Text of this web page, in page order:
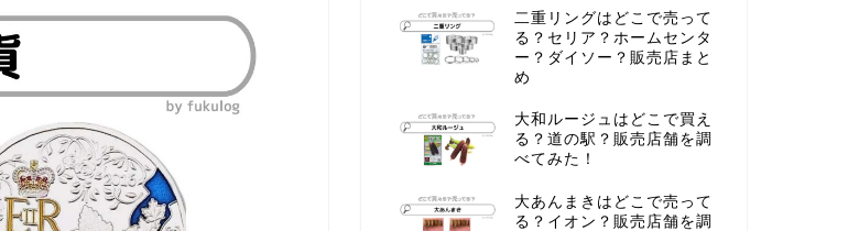
二重リングはどこで売って
る？セリア？ホームセンタ
ー？ダイソー？販売店まと
め
大和ルージュはどこで買え
る？道の駅？販売店舗を調
べてみた！
大あんまきはどこで売って
る？イオン？販売店舗を調